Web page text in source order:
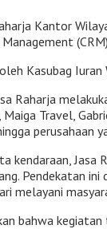
Kantor
Kasubag Iuran
Raharja
Travel,
perusahaan
kendaraan,
Pendekatan
melayani
bahwa